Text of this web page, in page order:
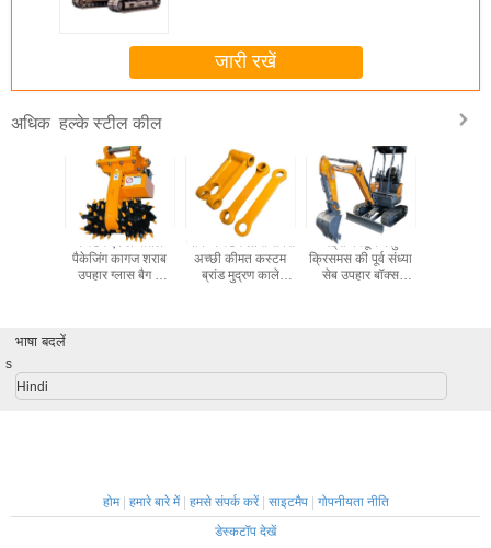
जारी रखें
अधिक हल्के स्टील कील
कस्टम एकल बोतल
पैकेजिंग कागज शराब
उपहार ग्लास बैग 2
थोक कस्टम लोगो सबसे
अच्छी कीमत कस्टम
ब्रांड मुद्रण काले
रेट्रो कार्टून पशु
क्रिसमस की पूर्व संध्या
सेब उपहार बॉक्स
भाषा बदलें
s
Hindi
होम| हमारे बारे में| हमसे संपर्क करें| साइटमैप| गोपनीयता नीति
डेस्कटॉप देखें